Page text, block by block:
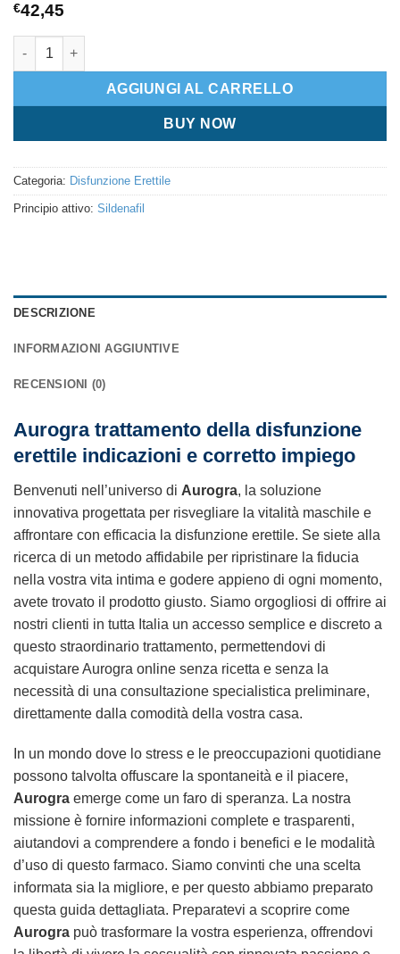
€42,45
Aurogra quantità
AGGIUNGI AL CARRELLO
BUY NOW
Categoria: Disfunzione Erettile
Principio attivo: Sildenafil
DESCRIZIONE
INFORMAZIONI AGGIUNTIVE
RECENSIONI (0)
Aurogra trattamento della disfunzione
erettile indicazioni e corretto impiego
Benvenuti nell’universo di Aurogra, la soluzione
innovativa progettata per risvegliare la vitalità maschile e
affrontare con efficacia la disfunzione erettile. Se siete alla
ricerca di un metodo affidabile per ripristinare la fiducia
nella vostra vita intima e godere appieno di ogni momento,
avete trovato il prodotto giusto. Siamo orgogliosi di offrire ai
nostri clienti in tutta Italia un accesso semplice e discreto a
questo straordinario trattamento, permettendovi di
acquistare Aurogra online senza ricetta e senza la
necessità di una consultazione specialistica preliminare,
direttamente dalla comodità della vostra casa.
In un mondo dove lo stress e le preoccupazioni quotidiane
possono talvolta offuscare la spontaneità e il piacere,
Aurogra emerge come un faro di speranza. La nostra
missione è fornire informazioni complete e trasparenti,
aiutandovi a comprendere a fondo i benefici e le modalità
d’uso di questo farmaco. Siamo convinti che una scelta
informata sia la migliore, e per questo abbiamo preparato
questa guida dettagliata. Preparatevi a scoprire come
Aurogra può trasformare la vostra esperienza, offrendovi